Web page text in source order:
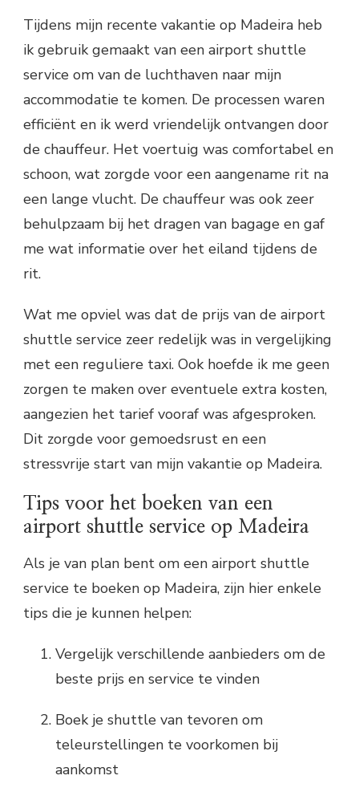
Tijdens mijn recente vakantie op Madeira heb
ik gebruik gemaakt van een airport shuttle
service om van de luchthaven naar mijn
accommodatie te komen. De processen waren
efficiënt en ik werd vriendelijk ontvangen door
de chauffeur. Het voertuig was comfortabel en
schoon, wat zorgde voor een aangename rit na
een lange vlucht. De chauffeur was ook zeer
behulpzaam bij het dragen van bagage en gaf
me wat informatie over het eiland tijdens de
rit.
Wat me opviel was dat de prijs van de airport
shuttle service zeer redelijk was in vergelijking
met een reguliere taxi. Ook hoefde ik me geen
zorgen te maken over eventuele extra kosten,
aangezien het tarief vooraf was afgesproken.
Dit zorgde voor gemoedsrust en een
stressvrije start van mijn vakantie op Madeira.
Tips voor het boeken van een
airport shuttle service op Madeira
Als je van plan bent om een airport shuttle
service te boeken op Madeira, zijn hier enkele
tips die je kunnen helpen:
Vergelijk verschillende aanbieders om de
beste prijs en service te vinden
Boek je shuttle van tevoren om
teleurstellingen te voorkomen bij
aankomst